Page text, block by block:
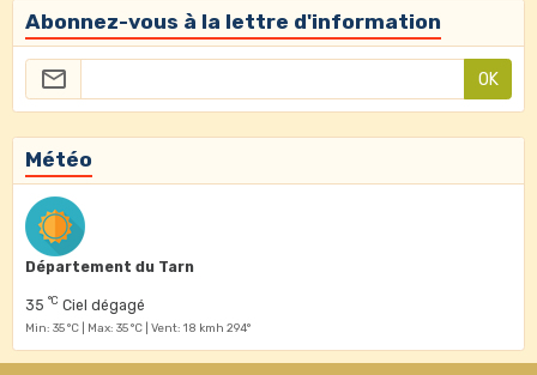
Abonnez-vous à la lettre d'information
OK
Météo
Département du Tarn
35 °C Ciel dégagé
Min: 35 °C | Max: 35 °C | Vent: 18 kmh 294°